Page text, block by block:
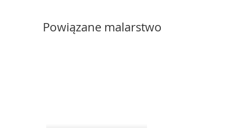
Powiązane malarstwo